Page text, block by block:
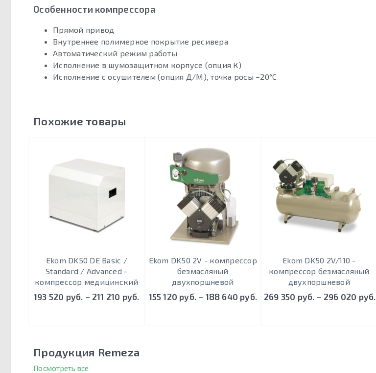
Особенности компрессора
Прямой привод
Внутреннее полимерное покрытие ресивера
Автоматический режим работы
Исполнение в шумозащитном корпусе (опция К)
Исполнение с осушителем (опция Д/М), точка росы −20°С
Похожие товары
Ekom DK50 DE Basic /
Standard / Advanced -
компрессор медицинский
193 520 руб. – 211 210 руб.
Ekom DK50 2V - кoмпрeccoр
безмасляный
двухпоршневой
155 120 руб. – 188 640 руб.
Ekom DK50 2V/110 -
кoмпрeccoр безмасляный
двухпоршневой
269 350 руб. – 296 020 руб.
Продукция Remeza
Посмотреть все